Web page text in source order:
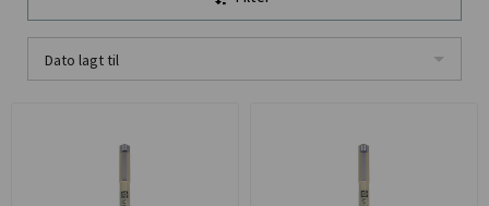
Dato lagt til